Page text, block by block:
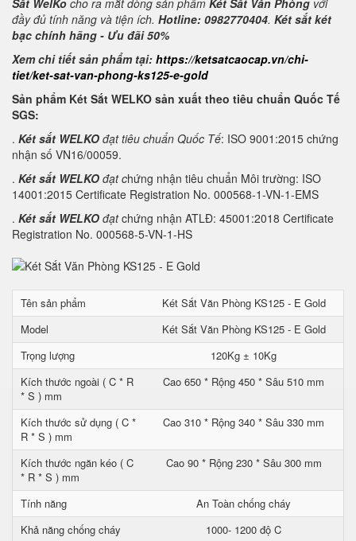
Sắt WelKo cho ra mắt dòng sản phẩm Két Sắt Văn Phòng với
đầy đủ tính năng và tiện ích. Hotline: 0982770404. Két sắt két
bạc chính hãng - Ưu đãi 50%
Xem chi tiết sản phẩm tại: https://ketsatcaocap.vn/chi-
tiet/ket-sat-van-phong-ks125-e-gold
Sản phẩm Két Sắt WELKO sản xuất theo tiêu chuẩn Quốc Tế
SGS:
. Két sắt WELKO đạt tiêu chuẩn Quốc Tế: ISO 9001:2015 chứng
nhận số VN16/00059.
. Két sắt WELKO đạt chứng nhận tiêu chuẩn Môi trường: ISO
14001:2015 Certificate Registration No. 000568-1-VN-1-EMS
. Két sắt WELKO đạtchứng nhận ATLĐ: 45001:2018 Certificate
Registration No. 000568-5-VN-1-HS
Tên sản phẩm
Két Sắt Văn Phòng KS125 - E Gold
Model
Két Sắt Văn Phòng KS125 - E Gold
Trọng lượng
120Kg ± 10Kg
Kích thước ngoài ( C * R
* S ) mm
Cao 650 * Rộng 450 * Sâu 510 mm
Kích thước sử dụng ( C *
R * S ) mm
Cao 310 * Rộng 340 * Sâu 330 mm
Kích thước ngăn kéo ( C
* R * S ) mm
Cao 90 * Rộng 230 * Sâu 300 mm
Tính năng
An Toàn chống cháy
Khả năng chống cháy
1000- 1200 độ C